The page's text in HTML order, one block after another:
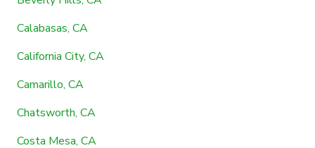
Calabasas, CA
California City, CA
Camarillo, CA
Chatsworth, CA
Costa Mesa, CA